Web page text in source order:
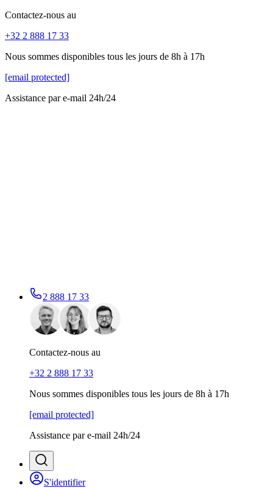
Contactez-nous au
+32 2 888 17 33
Nous sommes disponibles tous les jours de 8h à 17h
[email protected]
Assistance par e-mail 24h/24
2 888 17 33
Contactez-nous au
+32 2 888 17 33
Nous sommes disponibles tous les jours de 8h à 17h
[email protected]
Assistance par e-mail 24h/24
S'identifier